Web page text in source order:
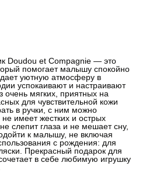
Doudou et Compagnie — это
помогает малышу спокойно
уютную атмосферу в
успокаивают и настраивают
очень мягких, приятных на
для чувствительной кожи
в ручки, с ним можно
имеет жестких и острых
слепит глаза и не мешает сну,
к малышу, не включая
с рождения: для
Прекрасный подарок для
в себе любимую игрушку